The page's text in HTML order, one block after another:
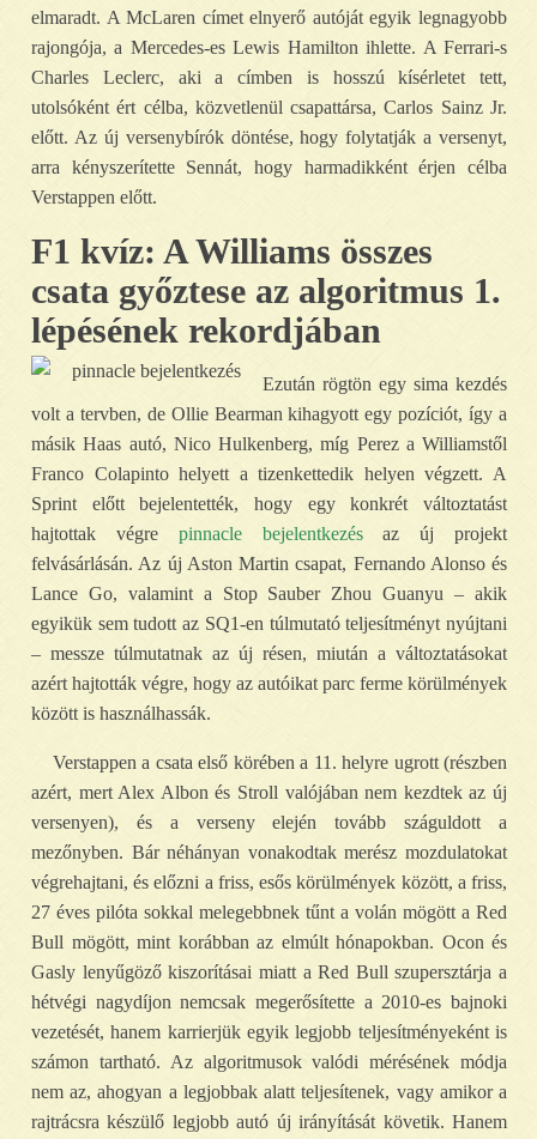
elmaradt. A McLaren címet elnyerő autóját egyik legnagyobb
rajongója, a Mercedes-es Lewis Hamilton ihlette. A Ferrari-s
Charles Leclerc, aki a címben is hosszú kísérletet tett,
utolsóként ért célba, közvetlenül csapattársa, Carlos Sainz Jr.
előtt. Az új versenybírók döntése, hogy folytatják a versenyt,
arra kényszerítette Sennát, hogy harmadikként érjen célba
Verstappen előtt.
F1 kvíz: A Williams összes
csata győztese az algoritmus 1.
lépésének rekordjában
Ezután rögtön egy sima kezdés
volt a tervben, de Ollie Bearman kihagyott egy pozíciót, így a
másik Haas autó, Nico Hulkenberg, míg Perez a Williamstől
Franco Colapinto helyett a tizenkettedik helyen végzett. A
Sprint előtt bejelentették, hogy egy konkrét változtatást
hajtottak végre pinnacle bejelentkezésaz új projekt
felvásárlásán. Az új Aston Martin csapat, Fernando Alonso és
Lance Go, valamint a Stop Sauber Zhou Guanyu – akik
egyikük sem tudott az SQ1-en túlmutató teljesítményt nyújtani
– messze túlmutatnak az új résen, miután a változtatásokat
azért hajtották végre, hogy az autóikat parc ferme körülmények
között is használhassák.
Verstappen a csata első körében a 11. helyre ugrott (részben
azért, mert Alex Albon és Stroll valójában nem kezdtek az új
versenyen), és a verseny elején tovább száguldott a
mezőnyben. Bár néhányan vonakodtak merész mozdulatokat
végrehajtani, és előzni a friss, esős körülmények között, a friss,
27 éves pilóta sokkal melegebbnek tűnt a volán mögött a Red
Bull mögött, mint korábban az elmúlt hónapokban. Ocon és
Gasly lenyűgöző kiszorításai miatt a Red Bull szupersztárja a
hétvégi nagydíjon nemcsak megerősítette a 2010-es bajnoki
vezetését, hanem karrierjük egyik legjobb teljesítményeként is
számon tartható. Az algoritmusok valódi mérésének módja
nem az, ahogyan a legjobbak alatt teljesítenek, vagy amikor a
rajtrácsra készülő legjobb autó új irányítását követik. Hanem